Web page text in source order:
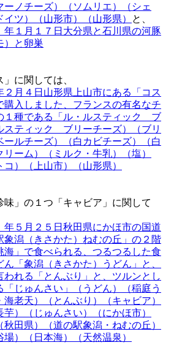
ーノチーズ）（ソムリエ）（シェ
ツ）（山形市）（山形県）
と、
年１月１７日大分県と石川県の河豚
）と卵巣
に関しては、
２月４日山形県上山市にある「コス
購入しました、フランスの有名なチ
１種である「ル・ルスティック ブ
スティック ブリーチーズ）（ブリ
ールチーズ）（白カビチーズ）（白
ーム）（ミルク・牛乳）（塩）
コ）（上山市）（山形県）
」の１つ「キャビア」に関して
年５月２５日秋田県にかほ市の国道
象潟（きさかた）ねむの丘」の２階
海」で食べられる、つるつるした食
「象潟（きさかた）うどん」と、
われる「とんぶり」と、ツルンとし
じゅんさい」（うどん）（稲庭う
老天）（とんぶり）（キャビア）
芋）（じゅんさい）（にかほ市）
秋田県）（道の駅象潟・ねむの丘）
場）（日本海）（天然温泉）